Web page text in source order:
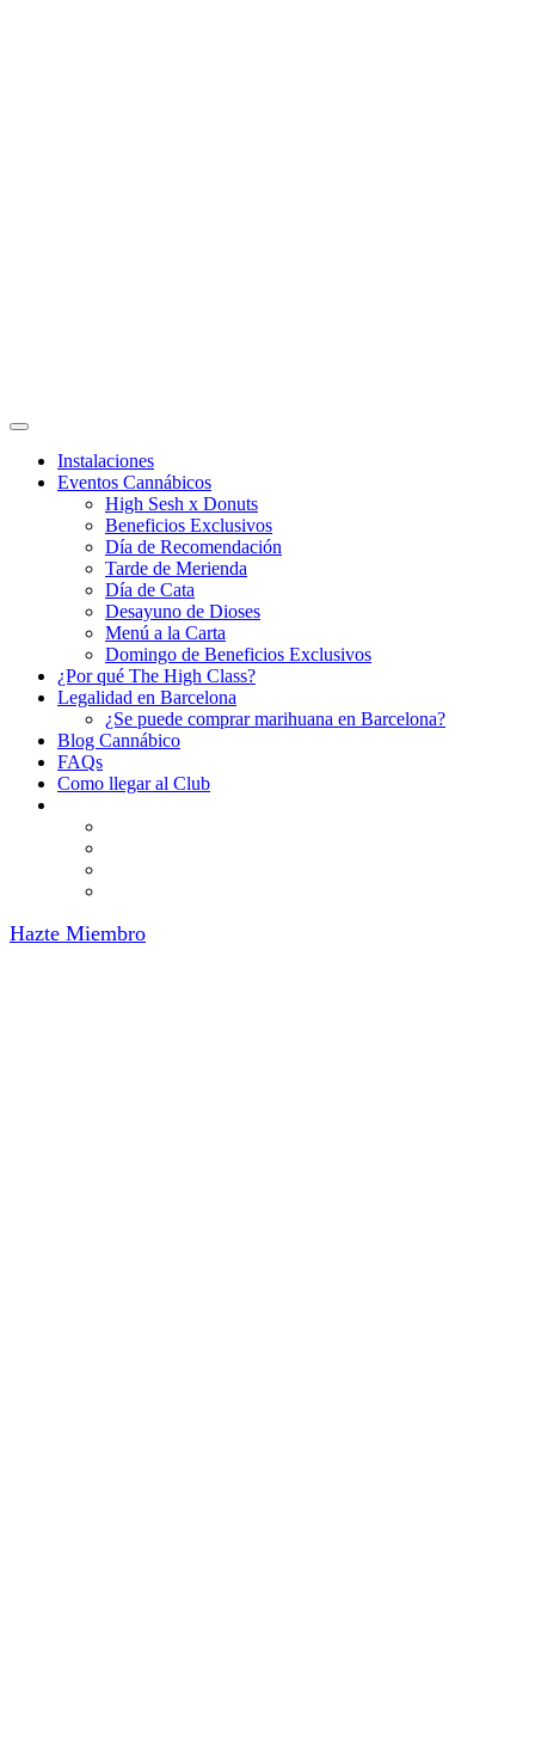
Instalaciones
Eventos Cannábicos
High Sesh x Donuts
Beneficios Exclusivos
Día de Recomendación
Tarde de Merienda
Día de Cata
Desayuno de Dioses
Menú a la Carta
Domingo de Beneficios Exclusivos
¿Por qué The High Class?
Legalidad en Barcelona
¿Se puede comprar marihuana en Barcelona?
Blog Cannábico
FAQs
Como llegar al Club
Hazte Miembro